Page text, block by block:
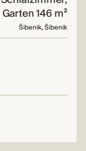
Garten 146 m²
Šibenik, Šibenik